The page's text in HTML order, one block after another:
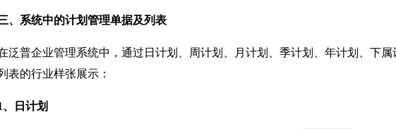
系统中的计划管理单据及列表
普企业管理系统中，通过日计划、周计划、月计划、季计划、年计划、下属
表的行业样张展示：
日计划